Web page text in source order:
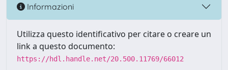
Informazioni
Utilizza questo identificativo per citare o creare un
link a questo documento:
https://hdl.handle.net/20.500.11769/66012